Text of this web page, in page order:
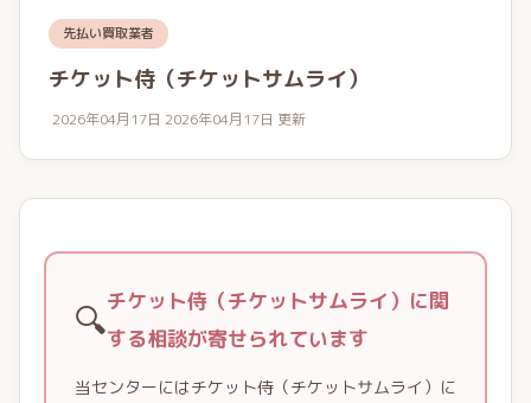
先払い買取業者
チケット侍（チケットサムライ）
2026年04月17日 2026年04月17日 更新
🔍チケット侍（チケットサムライ）に関
する相談が寄せられています
当センターにはチケット侍（チケットサムライ）に